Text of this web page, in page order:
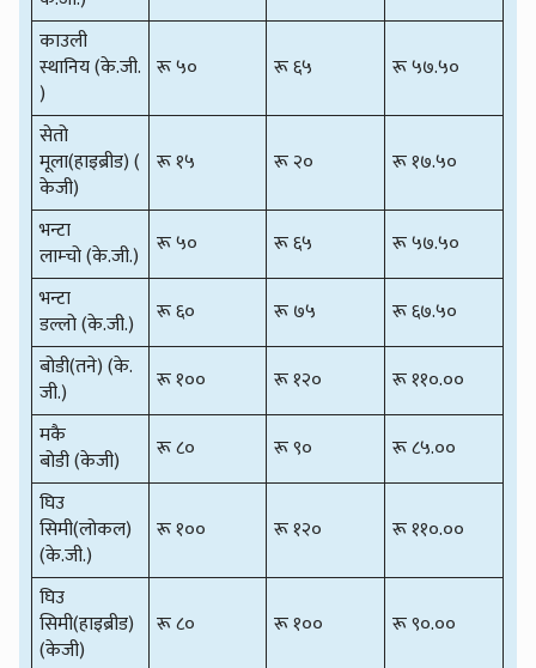
काउली
स्थानिय (के.जी.
)
रू ५० रू ६५ रू ५७.५०
सेतो
मूला(हाइब्रीड) (
केजी)
रू १५ रू २० रू १७.५०
भन्टा
लाम्चो (के.जी.) रू ५० रू ६५
रू ५७.५०
भन्टा
डल्लो (के.जी.)
रू ६० रू ७५
रू ६७.५०
बोडी(तने) (के.
जी.)
रू १०० रू १२०
रू ११०.००
मकै
बोडी (केजी)
रू ८० रू ९०
रू ८५.००
घिउ
सिमी(लोकल)
(के.जी.)
रू १०० रू १२० रू ११०.००
घिउ
सिमी(हाइब्रीड)
(केजी)
रू ८० रू १०० रू ९०.००